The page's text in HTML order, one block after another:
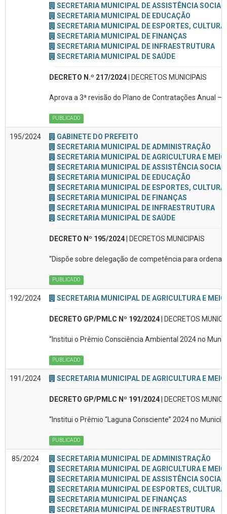
SECRETARIA MUNICIPAL DE ASSISTÊNCIA SOCIAL
SECRETARIA MUNICIPAL DE EDUCAÇÃO
SECRETARIA MUNICIPAL DE ESPORTES, CULTURA
SECRETARIA MUNICIPAL DE FINANÇAS
SECRETARIA MUNICIPAL DE INFRAESTRUTURA
SECRETARIA MUNICIPAL DE SAÚDE
DECRETO N.º 217/2024| DECRETOS MUNICIPAIS
Aprova a 3ª revisão do Plano de Contratações Anual
PUBLICADO
195/2024
GABINETE DO PREFEITO
SECRETARIA MUNICIPAL DE ADMINISTRAÇÃO
SECRETARIA MUNICIPAL DE AGRICULTURA E
SECRETARIA MUNICIPAL DE ASSISTÊNCIA SOCIAL
SECRETARIA MUNICIPAL DE EDUCAÇÃO
SECRETARIA MUNICIPAL DE ESPORTES, CULTURA
SECRETARIA MUNICIPAL DE FINANÇAS
SECRETARIA MUNICIPAL DE INFRAESTRUTURA
SECRETARIA MUNICIPAL DE SAÚDE
DECRETO Nº 195/2024| DECRETOS MUNICIPAIS
“Dispõe sobre delegação de competência para
PUBLICADO
192/2024 SECRETARIA MUNICIPAL DE AGRICULTURA E
DECRETO GP/PMLC Nº 192/2024| DECRETOS
“Institui o Prêmio Consciência Ambiental 2024 no
PUBLICADO
191/2024 SECRETARIA MUNICIPAL DE AGRICULTURA E
DECRETO GP/PMLC Nº 191/2024| DECRETOS
“Institui o Prêmio “Laguna Consciente” 2024 no
PUBLICADO
85/2024
SECRETARIA MUNICIPAL DE ADMINISTRAÇÃO
SECRETARIA MUNICIPAL DE AGRICULTURA E
SECRETARIA MUNICIPAL DE ASSISTÊNCIA SOCIAL
SECRETARIA MUNICIPAL DE ESPORTES, CULTURA
SECRETARIA MUNICIPAL DE FINANÇAS
SECRETARIA MUNICIPAL DE INFRAESTRUTURA